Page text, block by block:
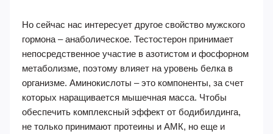
Но сейчас нас интересует другое свойство мужского
гормона – анаболическое. Тестостерон принимает
непосредственное участие в азотистом и фосфорном
метаболизме, поэтому влияет на уровень белка в
организме. Аминокислоты – это компоненты, за счет
которых наращивается мышечная масса. Чтобы
обеспечить комплексный эффект от бодибилдинга,
не только принимают протеины и АМК, но еще и